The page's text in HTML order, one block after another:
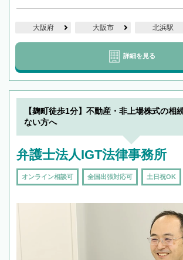
大阪府 大阪市 北浜駅
詳細を見る
【麹町徒歩1分】不動産・非上場株式の相
ない方へ
弁護士法人IGT法律事務所
オンライン相談可 全国出張対応可 土日祝OK